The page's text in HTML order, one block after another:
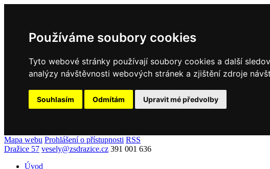
Používáme soubory cookies
Tyto webové stránky používají soubory cookies a další
analýzy návštěvnosti webových stránek a zjištění zdroje
Souhlasím Odmítám Upravit mé předvolby
Mapa webu Prohlášení o přístupnosti RSS
Dražice 57 vesely@zsdrazice.cz 391 001 636
Úvod